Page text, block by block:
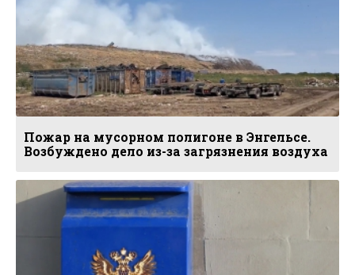
Пожар на мусорном полигоне в Энгельсе.
Возбуждено дело из-за загрязнения воздуха